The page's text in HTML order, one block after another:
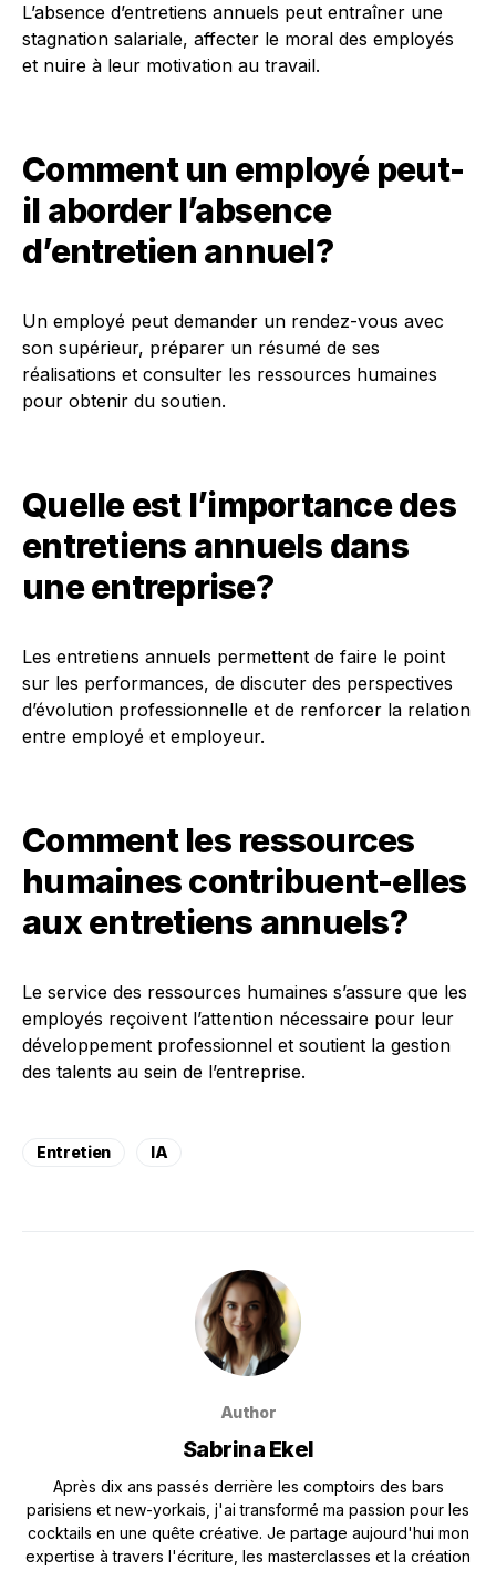
L’absence d’entretiens annuels peut entraîner une
stagnation salariale, affecter le moral des employés
et nuire à leur motivation au travail.
Comment un employé peut-
il aborder l’absence
d’entretien annuel?
Un employé peut demander un rendez-vous avec
son supérieur, préparer un résumé de ses
réalisations et consulter les ressources humaines
pour obtenir du soutien.
Quelle est l’importance des
entretiens annuels dans
une entreprise?
Les entretiens annuels permettent de faire le point
sur les performances, de discuter des perspectives
d’évolution professionnelle et de renforcer la relation
entre employé et employeur.
Comment les ressources
humaines contribuent-elles
aux entretiens annuels?
Le service des ressources humaines s’assure que les
employés reçoivent l’attention nécessaire pour leur
développement professionnel et soutient la gestion
des talents au sein de l’entreprise.
Entretien IA
Author
Sabrina Ekel
Après dix ans passés derrière les comptoirs des bars
parisiens et new-yorkais, j'ai transformé ma passion pour les
cocktails en une quête créative. Je partage aujourd'hui mon
expertise à travers l'écriture, les masterclasses et la création